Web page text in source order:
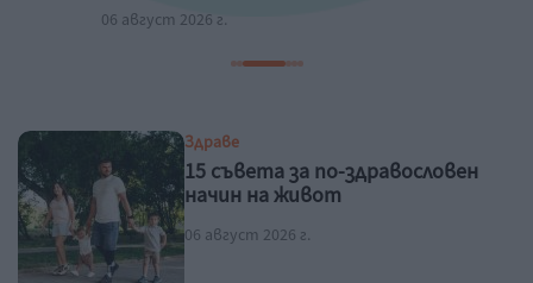
06 август 2026 г.
Здраве
15 съвета за по-здравословен
начин на живот
06 август 2026 г.